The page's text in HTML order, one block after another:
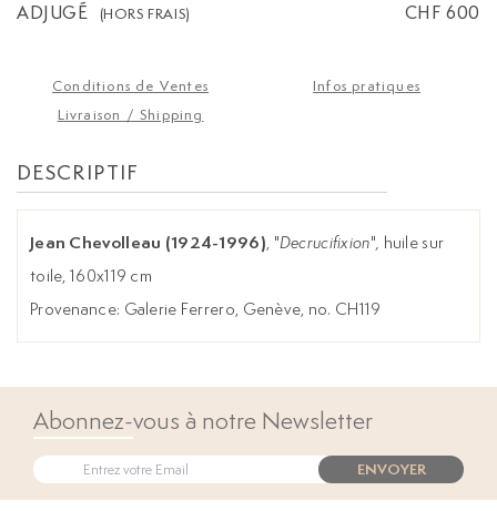
ADJUGÉ (HORS FRAIS) CHF 600
Conditions de Ventes
Infos pratiques
Livraison / Shipping
DESCRIPTIF
Jean Chevolleau (1924-1996), "Decrucifixion", huile sur
toile, 160x119 cm
Provenance: Galerie Ferrero, Genève, no. CH119
Abonnez-vous à notre Newsletter
ENVOYER